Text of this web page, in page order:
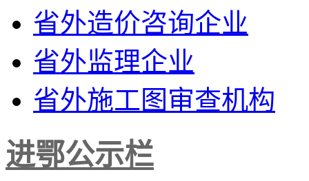
省外造价咨询企业
省外监理企业
省外施工图审查机构
进鄂公示栏